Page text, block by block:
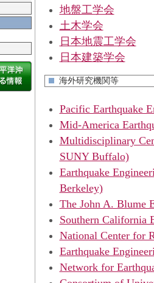
地盤工学会
土木学会
日本地震工学会
日本建築学会
海外研究機関等
Pacific Earthquake
Mid-America
Multidisciplinary
SUNY Buffalo)
Earthquake
Berkeley)
The John A. Blume
Southern California
National Center for
Earthquake
Network for